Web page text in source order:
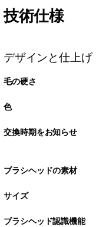
技術仕様
デザインと仕上げ
毛の硬さ
色
交換時期をお知らせ
ブラシヘッドの素材
サイズ
ブラシヘッド認識機能